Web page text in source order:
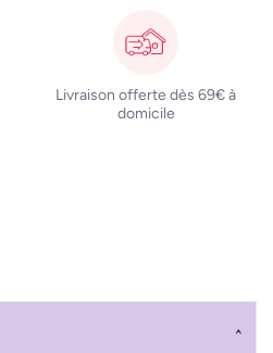
Livraison offerte dès 69€ à
domicile